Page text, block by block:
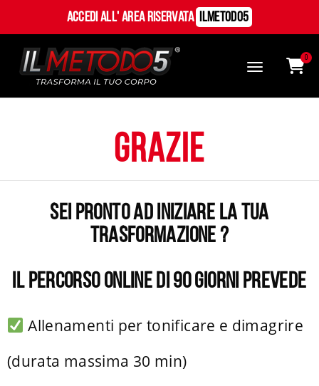
Accedi all' Area Riservata ILMetodo5
0
Grazie
Sei pronto ad iniziare la tua
trasformazione ?
Il percorso online di 90 giorni prevede
Allenamenti per tonificare e dimagrire
(durata massima 30 min)